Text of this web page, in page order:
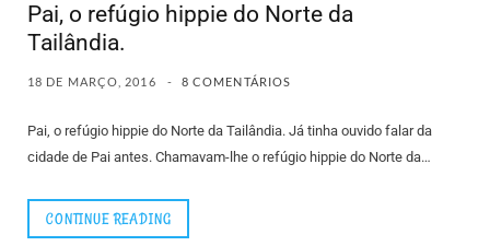
Pai, o refúgio hippie do Norte da
Tailândia.
18 DE MARÇO, 2016 8 COMENTÁRIOS
Pai, o refúgio hippie do Norte da Tailândia. Já tinha ouvido falar da
cidade de Pai antes. Chamavam-lhe o refúgio hippie do Norte da…
CONTINUE READING